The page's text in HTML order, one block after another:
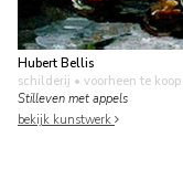
Hubert Bellis
schilderij • voorheen te koop
Stilleven met appels
bekijk kunstwerk